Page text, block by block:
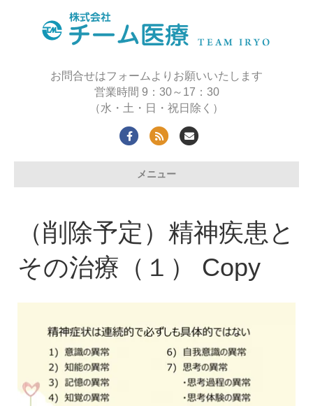
お問合せはフォームよりお願いいたします
営業時間 9：30～17：30
（水・土・日・祝日除く）
Facebook
Rss Email
メニュー
（削除予定）精神疾患と
その治療（１） Copy